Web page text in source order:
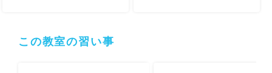
この教室の習い事